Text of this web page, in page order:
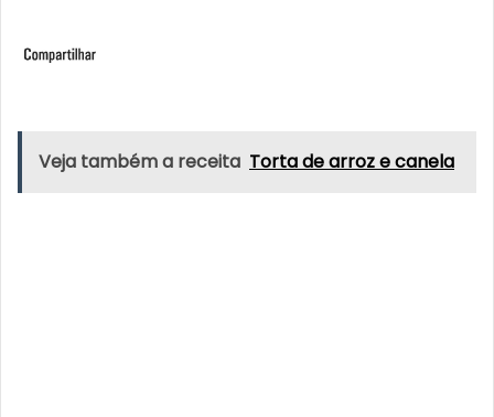
Veja também a receita Torta de arroz e canela